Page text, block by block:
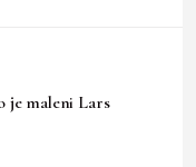
je maleni Lars